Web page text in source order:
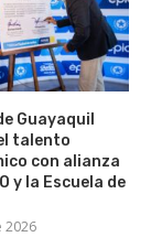
Guayaquil
talento
con alianza
y la Escuela de
2026